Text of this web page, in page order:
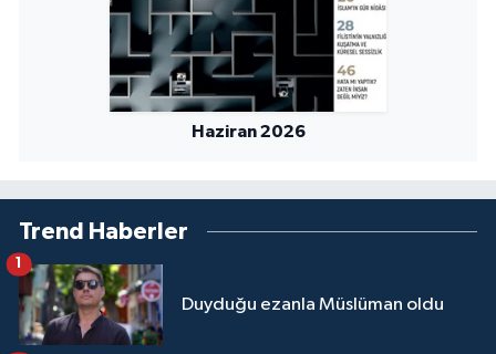
Haziran 2026
Trend Haberler
Duyduğu ezanla Müslüman oldu
1